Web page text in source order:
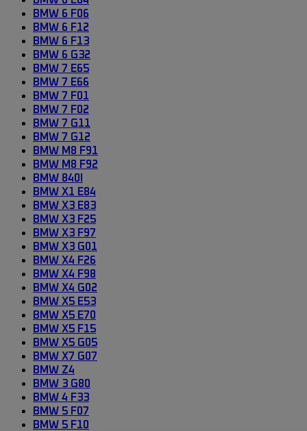
BMW 6 F06
BMW 6 F12
BMW 6 F13
BMW 6 G32
BMW 7 E65
BMW 7 E66
BMW 7 F01
BMW 7 F02
BMW 7 G11
BMW 7 G12
BMW M8 F91
BMW M8 F92
BMW 840I
BMW X1 E84
BMW X3 E83
BMW X3 F25
BMW X3 F97
BMW X3 G01
BMW X4 F26
BMW X4 F98
BMW X4 G02
BMW X5 E53
BMW X5 E70
BMW X5 F15
BMW X5 G05
BMW X7 G07
BMW Z4
BMW 3 G80
BMW 4 F33
BMW 5 F07
BMW 5 F10